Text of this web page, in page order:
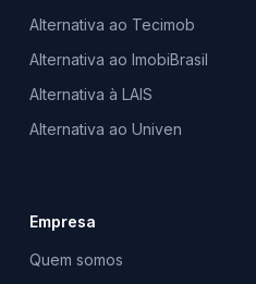
Alternativa ao Tecimob
Alternativa ao ImobiBrasil
Alternativa à LAIS
Alternativa ao Univen
Empresa
Quem somos